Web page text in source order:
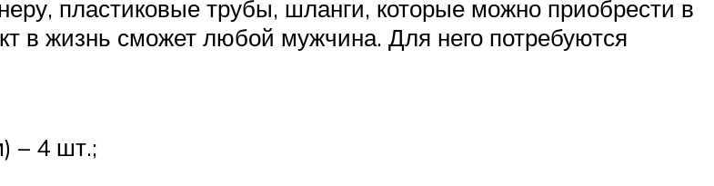
пластиковые трубы, шланги, которые можно приобрести в
в жизнь сможет любой мужчина. Для него потребуются
– 4 шт.;